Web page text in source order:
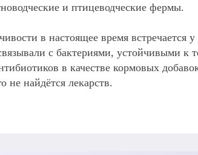
и птицеводческие фермы.
в настоящее время встречается у
с бактериями, устойчивыми к
в качестве кормовых
не найдётся лекарств.